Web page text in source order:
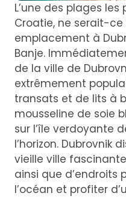
L’une des plages
Croatie, ne serait-ce
emplacement à
Banje.
de la ville de
extrêmement
transats et de lits à
mousseline de soie
sur l’île verdoyante
l’horizon. Dubrovnik
vieille ville
ainsi que d’endroits
l’océan et profiter